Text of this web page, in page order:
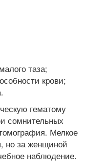
таза;
крови;
гематому
сомнительных
Мелкое
но за женщиной
наблюдение.